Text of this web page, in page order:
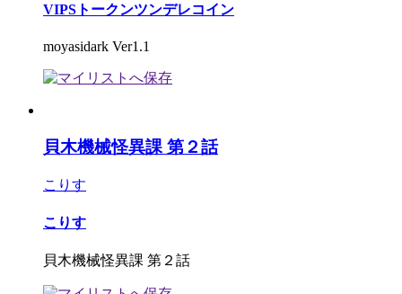
VIPSトークンツンデレコイン
moyasidark Ver1.1
貝木機械怪異課 第２話
こりす
こりす
貝木機械怪異課 第２話